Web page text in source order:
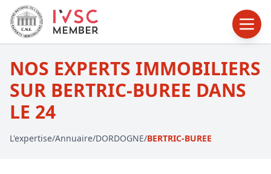
NOS EXPERTS IMMOBILIERS
SUR BERTRIC-BUREE DANS
LE 24
L'expertise/Annuaire/DORDOGNE/BERTRIC-BUREE